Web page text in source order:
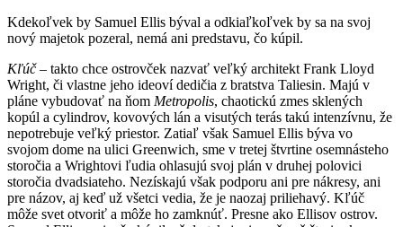
Kdekoľvek by Samuel Ellis býval a odkiaľkoľvek by sa na svoj
nový majetok pozeral, nemá ani predstavu, čo kúpil.
Kľúč– takto chce ostrovček nazvať veľký architekt Frank Lloyd
Wright, či vlastne jeho ideoví dedičia z bratstva Taliesin. Majú v
pláne vybudovať na ňom Metropolis, chaotickú zmes sklených
kopúl a cylindrov, kovových lán a visutých terás takú intenzívnu, že
nepotrebuje veľký priestor. Zatiaľ však Samuel Ellis býva vo
svojom dome na ulici Greenwich, sme v tretej štvrtine osemnásteho
storočia a Wrightovi ľudia ohlasujú svoj plán v druhej polovici
storočia dvadsiateho. Nezískajú však podporu ani pre nákresy, ani
pre názov, aj keď už všetci vedia, že je naozaj priliehavý. Kľúč
môže svet otvoriť a môže ho zamknúť. Presne ako Ellisov ostrov.